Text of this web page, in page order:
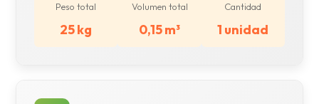
Peso total
25 kg
Volumen total
0,15 m³
Cantidad
1 unidad